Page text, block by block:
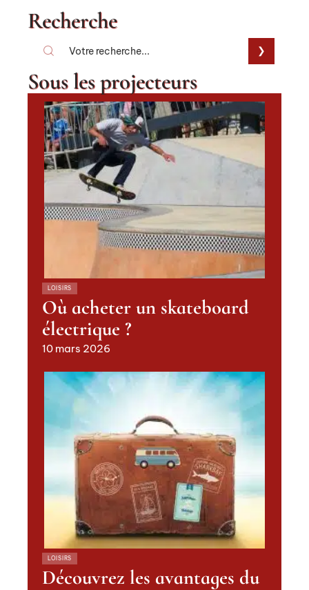
Recherche
Sous les projecteurs
LOISIRS
Où acheter un skateboard
électrique ?
10 mars 2026
LOISIRS
Découvrez les avantages du